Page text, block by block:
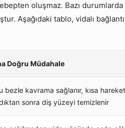
oluşmaz. Bazı
Aşağıdaki tablo, vidalı
Doğru Müdahale
bezle kavrama sağlanır, kısa
sonra diş yüzeyi temizlenir